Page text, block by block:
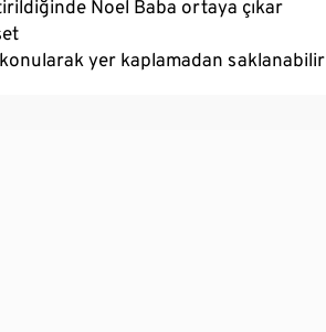
Noel Baba ortaya çıkar
konularak yer kaplamadan saklanabilir